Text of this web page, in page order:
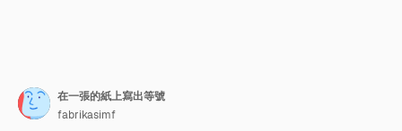
在一張的紙上寫出等號
fabrikasimf